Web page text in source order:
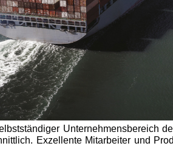
Unternehmensbereich
Exzellente Mitarbeiter und